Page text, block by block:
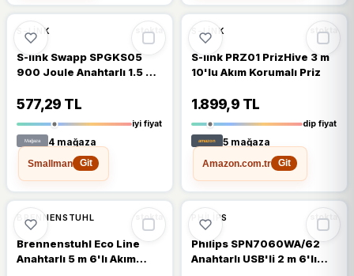
%19
S-LINK stokta
S-link Swapp SPGKS05
900 Joule Anahtarlı 1.5 m
577,29 TL
iyi fiyat
4 mağaza
Smallman
Git
%14
S-LINK stokta
S-link PRZ01 PrizHive 3 m
10'lu Akım Korumalı Priz
1.899,9 TL
dip fiyat
5 mağaza
Amazon.com.tr
Git
%13
BRENNENSTUHL stokta
Brennenstuhl Eco Line
Anahtarlı 5 m 6'lı Akım
%16
PHILIPS stokta
Philips SPN7060WA/62
Anahtarlı USB'li 2 m 6'lı